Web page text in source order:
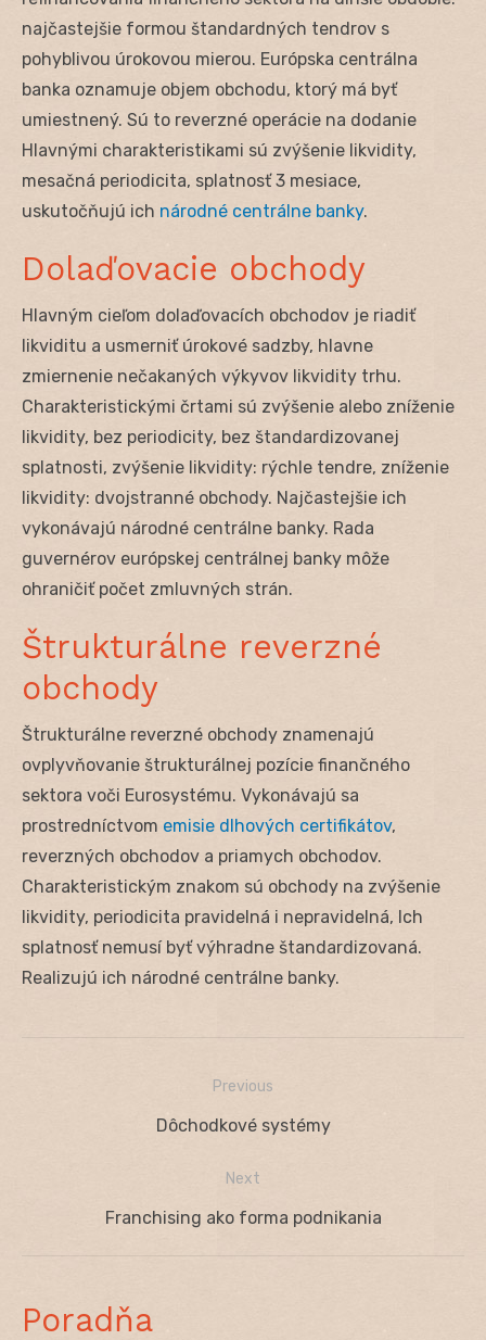
najčastejšie formou štandardných tendrov s
pohyblivou úrokovou mierou. Európska centrálna
banka oznamuje objem obchodu, ktorý má byť
umiestnený. Sú to reverzné operácie na dodanie
Hlavnými charakteristikami sú zvýšenie likvidity,
mesačná periodicita, splatnosť 3 mesiace,
uskutočňujú ich národné centrálne banky.
Dolaďovacie obchody
Hlavným cieľom dolaďovacích obchodov je riadiť
likviditu a usmerniť úrokové sadzby, hlavne
zmiernenie nečakaných výkyvov likvidity trhu.
Charakteristickými črtami sú zvýšenie alebo zníženie
likvidity, bez periodicity, bez štandardizovanej
splatnosti, zvýšenie likvidity: rýchle tendre, zníženie
likvidity: dvojstranné obchody. Najčastejšie ich
vykonávajú národné centrálne banky. Rada
guvernérov európskej centrálnej banky môže
ohraničiť počet zmluvných strán.
Štrukturálne reverzné
obchody
Štrukturálne reverzné obchody znamenajú
ovplyvňovanie štrukturálnej pozície finančného
sektora voči Eurosystému. Vykonávajú sa
prostredníctvom emisie dlhových certifikátov,
reverzných obchodov a priamych obchodov.
Charakteristickým znakom sú obchody na zvýšenie
likvidity, periodicita pravidelná i nepravidelná, Ich
splatnosť nemusí byť výhradne štandardizovaná.
Realizujú ich národné centrálne banky.
Navigácia
Previous
Previous
Dôchodkové systémy
Next
Next
Franchising ako forma podnikania
Poradňa